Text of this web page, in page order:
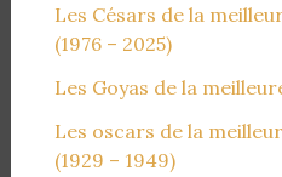
Les Césars de la
(1976 – 2025)
Les Goyas de la
Les oscars de la
(1929 – 1949)